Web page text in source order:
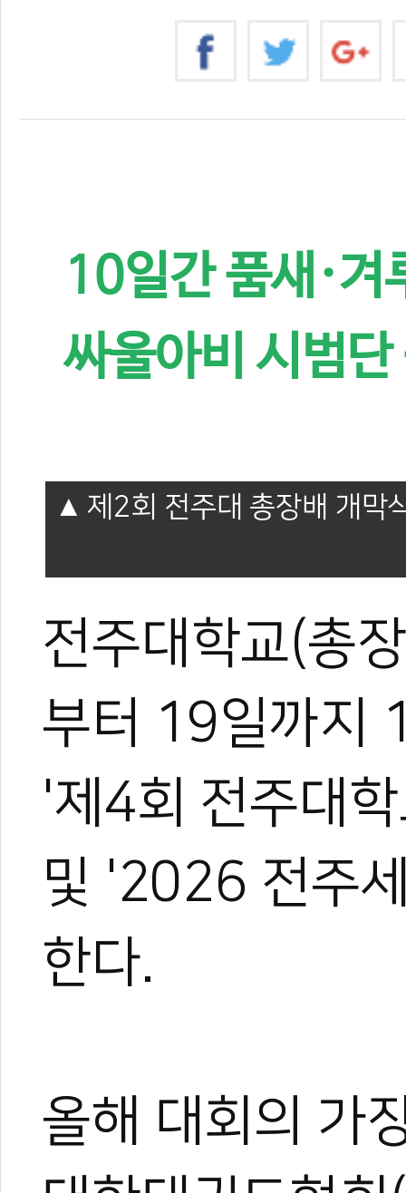
10일간 품새·
싸울아비 시범
제2회 전주대 총장배 개막
전주대학교(총
부터 19일까지
'제4회 전주대
및 '2026 전주
한다.
올해 대회의 가